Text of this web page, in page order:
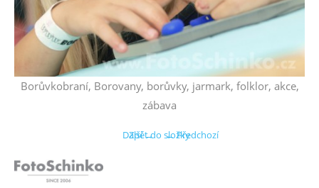
Borůvkobraní, Borovany, borůvky, jarmark, folklor, akce,
zábava
← Předchozí
Další →
Zpět do složky